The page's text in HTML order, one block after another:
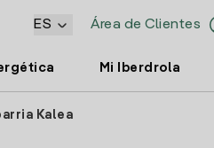
Área de Clientes
ES
Mi Iberdrola
Kalea